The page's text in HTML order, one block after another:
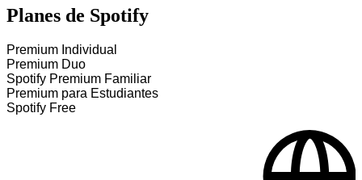
Planes de Spotify
Premium Individual
Premium Duo
Spotify Premium Familiar
Premium para Estudiantes
Spotify Free